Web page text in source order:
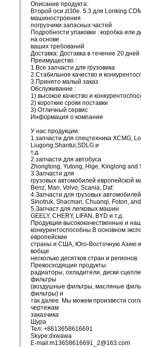
Описание продукта:
Второй оси zl30e. 5.3 для Lonking
машиностроения
погрузчики запасных частей
Подробности упаковки : коробка или
на основе
ваших требований
Доставка: Доставка в течение 20
Преимущество :
1.Все запчасти для грузовика
2.Стабильное качество и
3.Принято малый заказ
Обслуживание :
1) высокое качество и
2) короткие сроки поставки
3) Отличный сервис
Информация о компании
У нас продукции:
1.запчасти для спецтехника XCMG,
Liugong,Shantui,SDLG и
т.д.
2.запчасти для автобуса
Zhongtong, Yutong, Hige, Kinglong and
3.Запчасти для
грузовых автомобилей европейской
Benz, Man, Volvo, Scania, Daf.
4.Запчасти для грузовых
Sinotruk, Shacman, Chuanqi, Foton,
5.Запчаст для легковых машин
GEELY, CHERY, LIFAN, BYD и т.д.
Продукции высококачественные и
конкурентоспособны.В основном
европейские
страны и США, Юго-Восточную Азию
вобще
несколько десятков стран и регионов.
Превосходящие продукты:
радиаторы, охладители, диски
фильтры
(воздушные фильтры, масляные
фильтры) и
так далее. Мы можем произвести
чертежам
заказчика
Шура
Тел: +8613658616691
Skype:dxwawa
E-mail:m13658616691_2@163.com